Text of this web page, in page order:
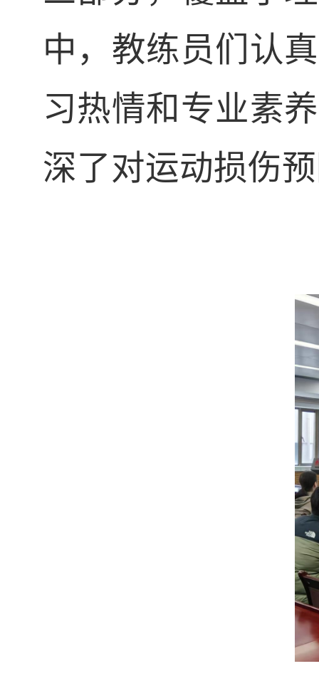
中，教练员们认
习热情和专业素
深了对运动损伤